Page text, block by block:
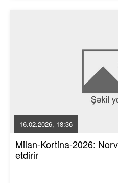
16.02.2026, 18:36
Milan-Kortina-2026:
etdirir